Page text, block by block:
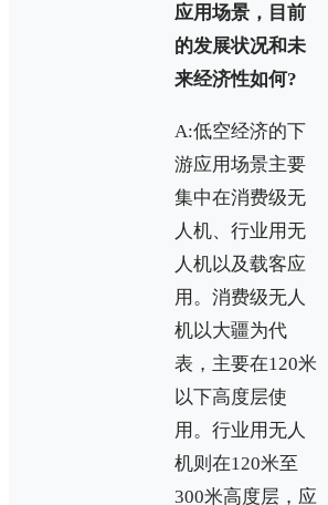
应用场景，目前
的发展状况和未
来经济性如何?
A:低空经济的下
游应用场景主要
集中在消费级无
人机、行业用无
人机以及载客应
用。消费级无人
机以大疆为代
表，主要在120米
以下高度层使
用。行业用无人
机则在120米至
300米高度层，应